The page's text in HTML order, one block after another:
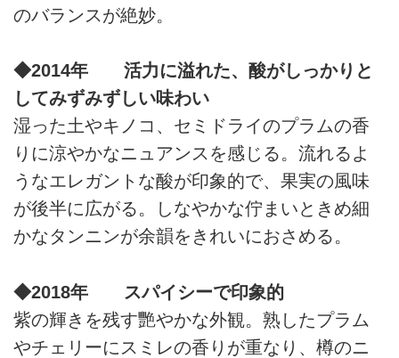
のバランスが絶妙。
◆2014年 活力に溢れた、酸がしっかりと
してみずみずしい味わい
湿った土やキノコ、セミドライのプラムの香
りに涼やかなニュアンスを感じる。流れるよ
うなエレガントな酸が印象的で、果実の風味
が後半に広がる。しなやかな佇まいときめ細
かなタンニンが余韻をきれいにおさめる。
◆2018年 スパイシーで印象的
紫の輝きを残す艷やかな外観。熟したプラム
やチェリーにスミレの香りが重なり、樽のニ